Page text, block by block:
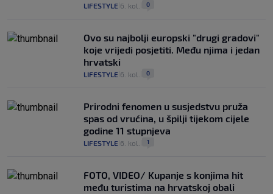
LIFESTYLE 6. kol. 0
Ovo su najbolji europski "drugi gradovi"
koje vrijedi posjetiti. Među njima i jedan
hrvatski
LIFESTYLE 6. kol. 0
Prirodni fenomen u susjedstvu pruža
spas od vrućina, u špilji tijekom cijele
godine 11 stupnjeva
LIFESTYLE 6. kol. 1
FOTO, VIDEO/ Kupanje s konjima hit
među turistima na hrvatskoj obali